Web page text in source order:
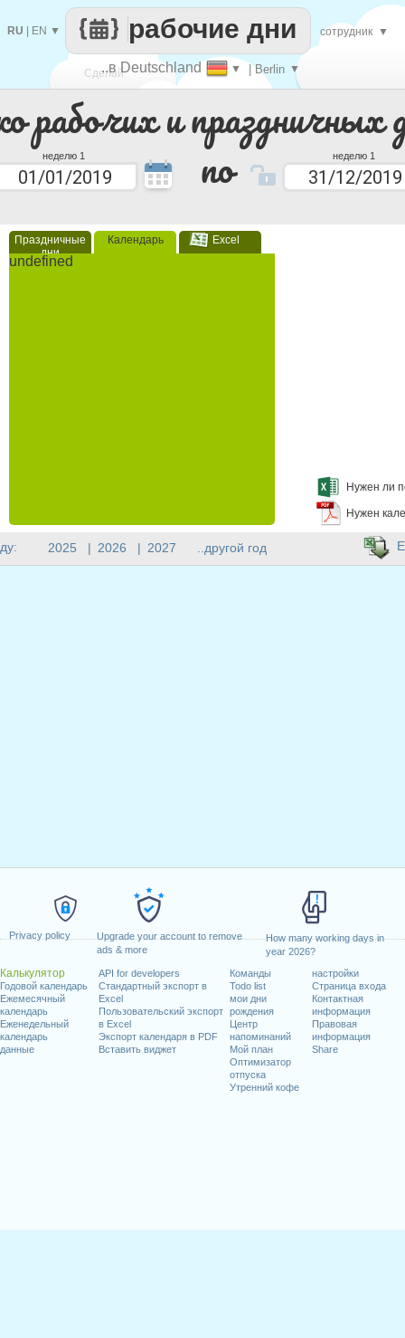
Privacy policy
Upgrade your account to remove
ads & more
How many working days in
year 2026?
Калькулятор
Годовой календарь
Ежемесячный
календарь
Еженедельный
календарь
данные
API for developers
Стандартный экспорт в
Excel
Пользовательский экспорт
в Excel
Экспорт календаря в PDF
Вставить виджет
Команды
Todo list
мои дни
рождения
Центр
напоминаний
Мой план
Оптимизатор
отпуска
Утренний кофе
настройки
Страница входа
Контактная
информация
Правовая
информация
Share
рабочих и праздничных
неделю 1 по неделю 1
Праздничные
дни
Календарь Excel
undefined
Нужен ли
Нужен
Сделай
каждый
..в Deutschland ▼ | Berlin ▼
рабочие дни
RU EN ▼ сотрудник ▼
2025 | 2026 | 2027 ..другой год